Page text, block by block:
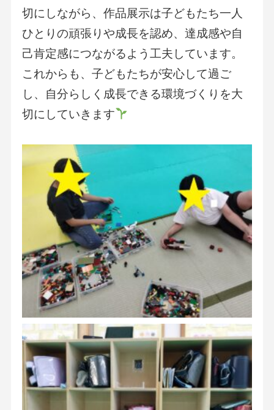
切にしながら、作品展示は子どもたち一人
ひとりの頑張りや成長を認め、達成感や自
己肯定感につながるよう工夫しています。
これからも、子どもたちが安心して過ご
し、自分らしく成長できる環境づくりを大
切にしていきます